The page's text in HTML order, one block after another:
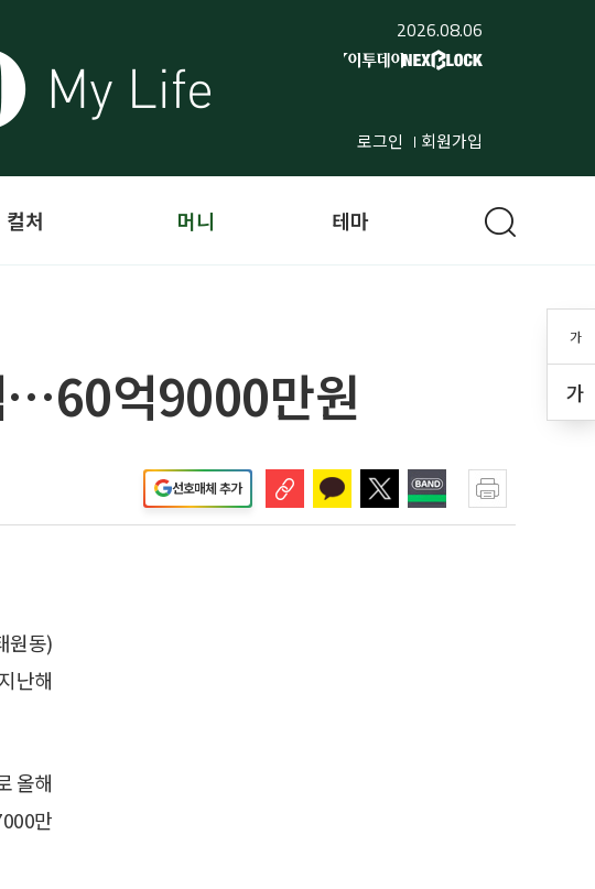
2026.08.06
로그인 회원가입
가
가
컬처 머니 테마
…60억9000만원
선호매체 추가
원동)
난해
올해
만